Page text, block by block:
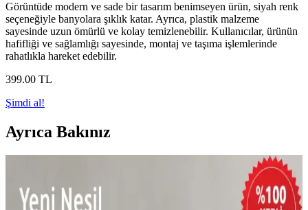
Görüntüde modern ve sade bir tasarım benimseyen ürün, siyah renk
seçeneğiyle banyolara şıklık katar. Ayrıca, plastik malzeme
sayesinde uzun ömürlü ve kolay temizlenebilir. Kullanıcılar, ürünün
hafifliği ve sağlamlığı sayesinde, montaj ve taşıma işlemlerinde
rahatlıkla hareket edebilir.
399.00 TL
Şimdi al!
Ayrıca Bakınız
Banyo Süsleriyle Ev Dekorasyonunu Geliştirme ve
Modernize Etme Rehberi